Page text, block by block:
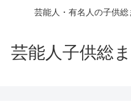
芸能人・有名人の子供
芸能人子供総